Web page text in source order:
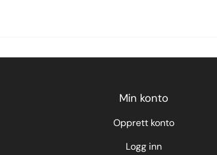
Min konto
Opprett konto
Logg inn